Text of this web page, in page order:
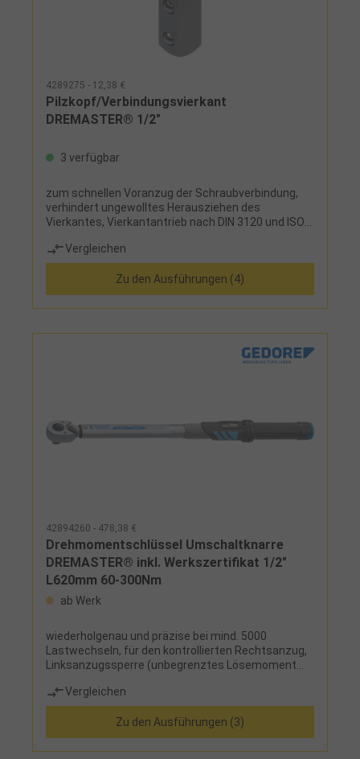
4289275 - 12,38 €
Pilzkopf/Verbindungsvierkant
DREMASTER® 1/2"
3 verfügbar
zum schnellen Voranzug der Schraubverbindung,
verhindert ungewolltes Herausziehen des
Vierkantes, Vierkantantrieb nach DIN 3120 und ISO
3120 und ISO 1174 mit Kugelarretierung
Vergleichen
Zu den Ausführungen (4)
42894260 - 478,38 €
Drehmomentschlüssel Umschaltknarre
DREMASTER® inkl. Werkszertifikat 1/2"
L620mm 60-300Nm
ab Werk
wiederholgenau und präzise bei mind. 5000
Lastwechseln, für den kontrollierten Rechtsanzug,
Linksanzugssperre (unbegrenztes Lösemoment
präzise Einstellung und teilbarer Nm-
Mikrometerskala für feine Einstellung, deutlich hör-
und fühlbare Drehmomentauslösung durch
Kurzwegauslösung, Einstellen des Drehmomentes
schnell und sicher durch Drehen des Handgriffes,
Vergleichen
Zu den Ausführungen (3)